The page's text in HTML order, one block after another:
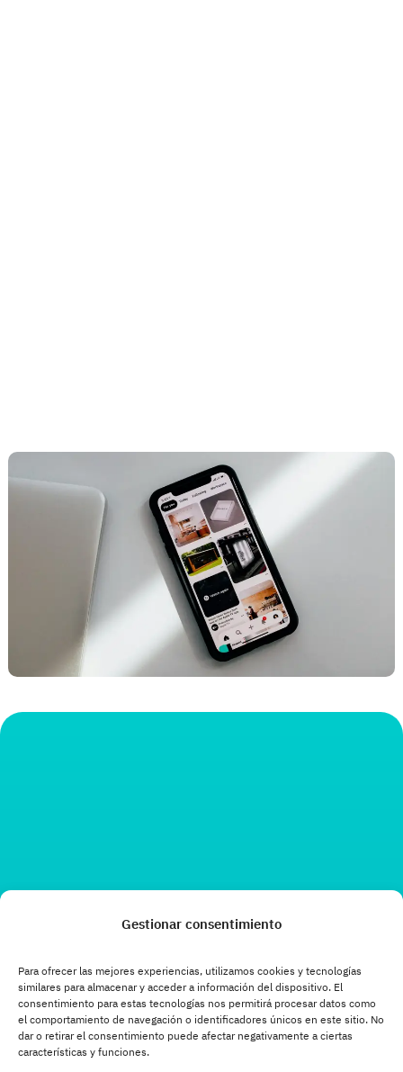
Gestionar consentimiento
Para ofrecer las mejores experiencias, utilizamos cookies y tecnologías
similares para almacenar y acceder a información del dispositivo. El
consentimiento para estas tecnologías nos permitirá procesar datos como
el comportamiento de navegación o identificadores únicos en este sitio. No
dar o retirar el consentimiento puede afectar negativamente a ciertas
características y funciones.